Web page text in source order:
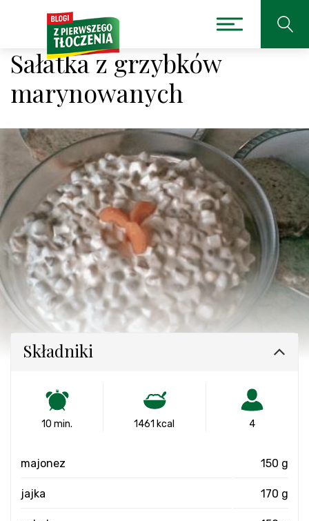
Sałatka z grzybków
marynowanych
Składniki
10 min. 1461 kcal 4
majonez 150 g
jajka 170 g